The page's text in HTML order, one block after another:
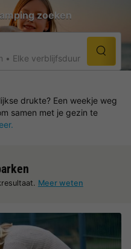
zoeken
Elke verblijfsduur
drukte? Een weekje weg
samen met je gezin te
Meer weten